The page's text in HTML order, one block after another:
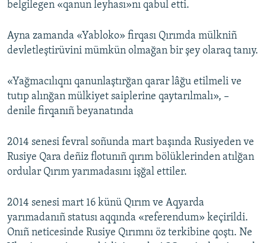
belgilegen «qanun leyhası»nı qabul etti.
Ayna zamanda «Yabloko» firqası Qırımda mülkniñ
devletleştirüvini mümkün olmağan bir şey olaraq tanıy.
«Yağmacılıqnı qanunlaştırğan qarar lâğu etilmeli ve
tutıp alınğan mülkiyet saiplerine qaytarılmalı», –
denile firqanıñ beyanatında
2014 senesi fevral soñunda mart başında Rusiyeden ve
Rusiye Qara deñiz flotunıñ qırım bölüklerinden atılğan
ordular Qırım yarımadasını işğal ettiler.
2014 senesi mart 16 künü Qırım ve Aqyarda
yarımadanıñ statusı aqqında «referendum» keçirildi.
Onıñ neticesinde Rusiye Qırımnı öz terkibine qoştı. Ne